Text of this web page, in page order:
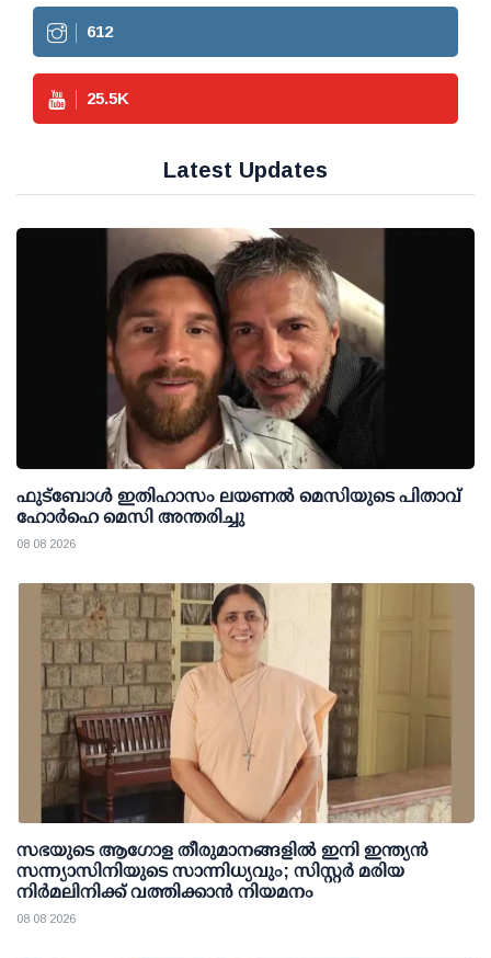
612
25.5K
Latest Updates
ഫുട്ബോൾ ഇതിഹാസം ലയണൽ മെസിയുടെ പിതാവ്
ഹോർഹെ മെസി അന്തരിച്ചു
08 08 2026
സഭയുടെ ആഗോള തീരുമാനങ്ങളിൽ ഇനി ഇന്ത്യൻ
സന്ന്യാസിനിയുടെ സാന്നിധ്യവും; സിസ്റ്റർ മരിയ
നിർമലിനിക്ക് വത്തിക്കാൻ നിയമനം
08 08 2026